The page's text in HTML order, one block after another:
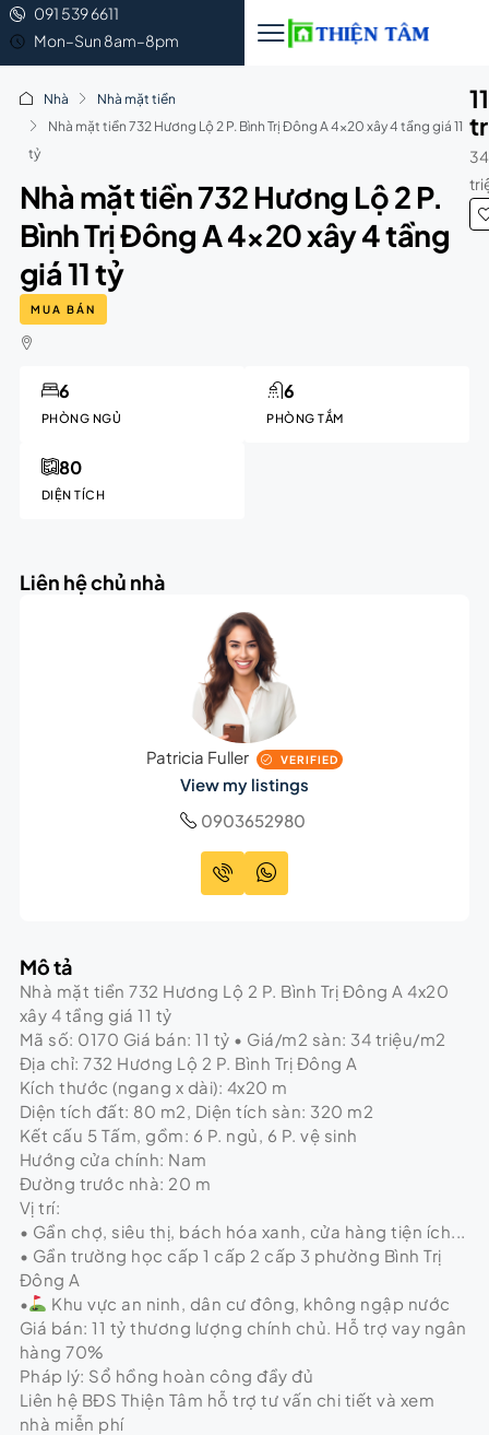
091 539 6611
Mon–Sun 8am–8pm
Nhà
Nhà mặt tiền
Nhà mặt tiền 732 Hương Lộ 2 P. Bình Trị Đông A 4×20 xây 4 tầng giá 11
tỷ
Nhà mặt tiền 732 Hương Lộ 2 P.
Bình Trị Đông A 4×20 xây 4 tầng
giá 11 tỷ
MUA BÁN
PHÒNG NGỦ
6
PHÒNG TẮM
6
DIỆN TÍCH
80
Liên hệ chủ nhà
Patricia Fuller VERIFIED
View my listings
0903652980
Mô tả
Nhà mặt tiền 732 Hương Lộ 2 P. Bình Trị Đông A 4x20
xây 4 tầng giá 11 tỷ
Mã số: 0170 Giá bán: 11 tỷ • Giá/m2 sàn: 34 triệu/m2
Địa chỉ: 732 Hương Lộ 2 P. Bình Trị Đông A
Kích thước (ngang x dài): 4x20 m
Diện tích đất: 80 m2, Diện tích sàn: 320 m2
Kết cấu 5 Tấm, gồm: 6 P. ngủ, 6 P. vệ sinh
Hướng cửa chính: Nam
Đường trước nhà: 20 m
Vị trí:
• Gần chợ, siêu thị, bách hóa xanh, cửa hàng tiện ích...
• Gần trường học cấp 1 cấp 2 cấp 3 phường Bình Trị
Đông A
•
Khu vực an ninh, dân cư đông, không ngập nước
Giá bán: 11 tỷ thương lượng chính chủ. Hỗ trợ vay ngân
hàng 70%
Pháp lý: Sổ hồng hoàn công đầy đủ
Liên hệ BĐS Thiện Tâm hỗ trợ tư vấn chi tiết và xem
nhà miễn phí